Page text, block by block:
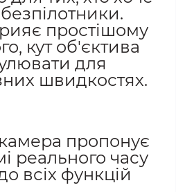
простішому
кут об'єктива
для
швидкостях.
пропонує
реального часу
всіх функцій